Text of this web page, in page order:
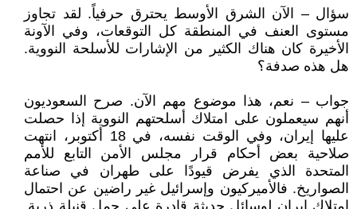
سؤال – الآن الشرق الأوسط يحترق حرفياً. لقد تجاوز
مستوى العنف في المنطقة كل التوقعات، وفي الآونة
الأخيرة كان هناك الكثير من الإشارات للأسلحة النووية.
هل هذه صدفة؟
جواب – نعم، هذا موضوع مهم الآن. صرح السعوديون
أنهم سيعملون على امتلاك أسلحتهم النووية إذا حصلت
عليها إيران، وفي الوقت نفسه، في 18 أكتوبر، انتهت
صلاحية بعض أحكام قرار مجلس الأمن التابع للأمم
المتحدة الذي يفرض قيودًا على طهران في صناعة
الصواريخ. فالأميركيون وإسرائيل غير راضين عن احتمال